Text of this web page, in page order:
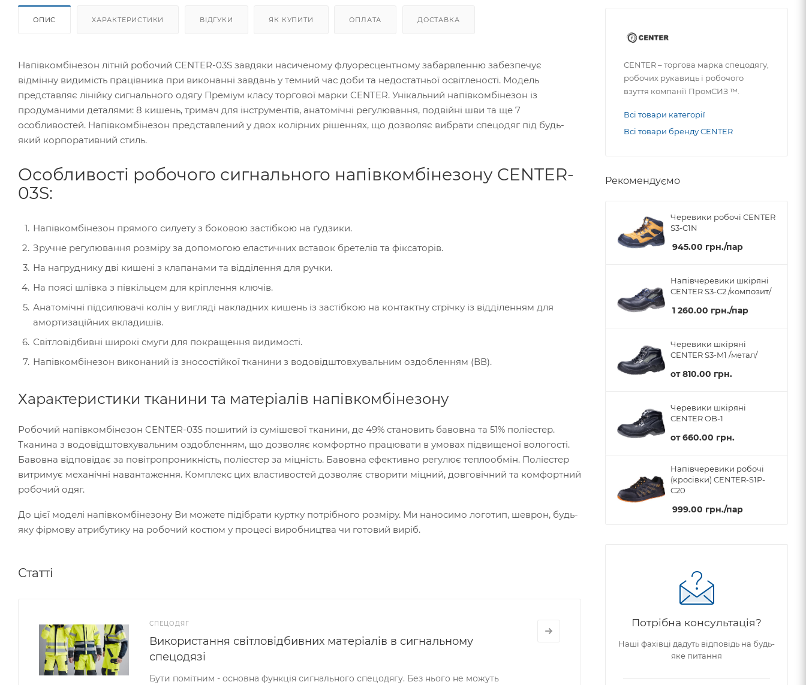
ОПИС ХАРАКТЕРИСТИКИ ВІДГУКИ ЯК КУПИТИ ОПЛАТА ДОСТАВКА
Напівкомбінезон літній робочий CENTER-03S завдяки насиченому флуоресцентному забарвленню забезпечує
відмінну видимість працівника при виконанні завдань у темний час доби та недостатньої освітленості. Модель
представляє лінійку сигнального одягу Преміум класу торгової марки CENTER. Унікальний напівкомбінезон із
продуманими деталями: 8 кишень, тримач для інструментів, анатомічні регулювання, подвійні шви та ще 7
особливостей. Напівкомбінезон представлений у двох колірних рішеннях, що дозволяє вибрати спецодяг під будь-
який корпоративний стиль.
Особливості робочого сигнального напівкомбінезону CENTER-
03S:
Напівкомбінезон прямого силуету з боковою застібкою на ґудзики.
Зручне регулювання розміру за допомогою еластичних вставок бретелів та фіксаторів.
На нагруднику дві кишені з клапанами та відділення для ручки.
На поясі шлівка з півкільцем для кріплення ключів.
Анатомічні підсилювачі колін у вигляді накладних кишень із застібкою на контактну стрічку із відділенням для
амортизаційних вкладишів.
Світловідбивні широкі смуги для покращення видимості.
Напівкомбінезон виконаний із зносостійкої тканини з водовідштовхувальним оздобленням (ВВ).
Характеристики тканини та матеріалів напівкомбінезону
Робочий напівкомбінезон CENTER-03S пошитий із сумішевої тканини, де 49% становить бавовна та 51% поліестер.
Тканина з водовідштовхувальним оздобленням, що дозволяє комфортно працювати в умовах підвищеної вологості.
Бавовна відповідає за повітропроникність, поліестер за міцність. Бавовна ефективно регулює теплообмін. Поліестер
витримує механічні навантаження. Комплекс цих властивостей дозволяє створити міцний, довговічний та комфортний
робочий одяг.
До цієї моделі напівкомбінезону Ви можете підібрати куртку потрібного розміру. Ми наносимо логотип, шеврон, будь-
яку фірмову атрибутику на робочий костюм у процесі виробництва чи готовий виріб.
Статті
СПЕЦОДЯГ
Використання світловідбивних матеріалів в сигнальному
спецодязі
Бути помітним - основна функція сигнального спецодягу. Без нього не можуть
CENTER – торгова марка спецодягу,
робочих рукавиць і робочого
взуття компанії ПромСИЗ ™.
Всі товари категорії
Всі товари бренду CENTER
Рекомендуємо
Черевики робочі CENTER
S3-C1N
945.00 грн./пар
Напівчеревики шкіряні
CENTER S3-С2 /композит/
1 260.00 грн./пар
Черевики шкіряні
CENTER S3-M1 /метал/
от810.00 грн.
Черевики шкіряні
CENTER OB-1
от660.00 грн.
Напівчеревики робочі
(кросівки) CENTER-S1P-
C20
999.00 грн./пар
Потрібна консультація?
Наші фахівці дадуть відповідь на будь-
яке питання